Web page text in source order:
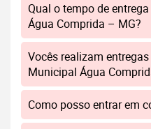
Qual o tempo de
Água Comprida – MG?
Vocês realizam
Municipal Água
Como posso entrar em